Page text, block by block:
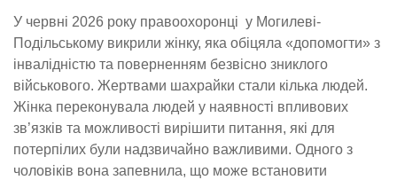
У червні 2026 року правоохоронці у Могилеві-
Подільському викрили жінку, яка обіцяла «допомогти» з
інвалідністю та поверненням безвісно зниклого
військового. Жертвами шахрайки стали кілька людей.
Жінка переконувала людей у наявності впливових
зв’язків та можливості вирішити питання, які для
потерпілих були надзвичайно важливими. Одного з
чоловіків вона запевнила, що може встановити